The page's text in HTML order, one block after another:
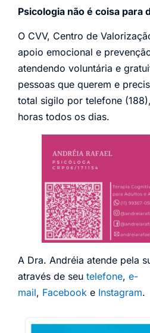
Psicologia não é coisa para
O CVV, Centro de
apoio emocional e
atendendo voluntária e
pessoas que querem e
total sigilo por telefone
horas todos os dias.
A Dra. Andréia atende pela
através de seu telefone, e-
mail, Facebook e Instagram.